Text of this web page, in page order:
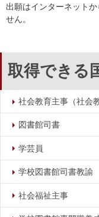
出願はインターネット
せん。
取得できる
社会教育主事（社会
図書館司書
学芸員
学校図書館司書教諭
社会福祉主事